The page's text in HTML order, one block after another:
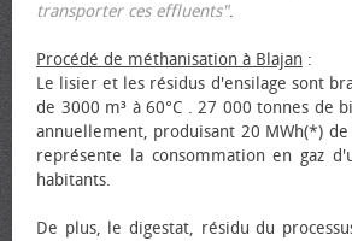
transporter ces effluents".
Procédé de méthanisation à Blajan :
Le lisier et les résidus d'ensilage sont
de 3000 m³ à 60°C . 27 000 tonnes de
annuellement, produisant 20 MWh(*)
représente la consommation en gaz
habitants.
De plus, le digestat, résidu du